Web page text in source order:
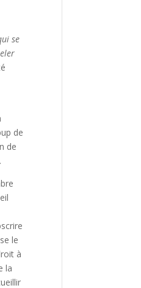
se
de
de
le
à
la